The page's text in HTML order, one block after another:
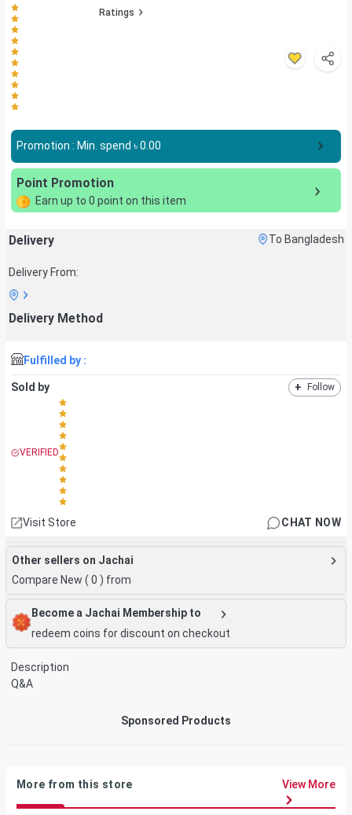
Ratings
Promotion : Min. spend ৳0.00
Point Promotion
Earn up to 0 point on this item
Delivery To Bangladesh
Delivery From:
Delivery Method
Fulfilled by :
Sold by + Follow
VERIFIED
Visit Store CHAT NOW
Other sellers on Jachai
Compare New ( 0 ) from
Become a Jachai Membership to
redeem coins for discount on checkout
Description
Q&A
Sponsored Products
More from this store View More